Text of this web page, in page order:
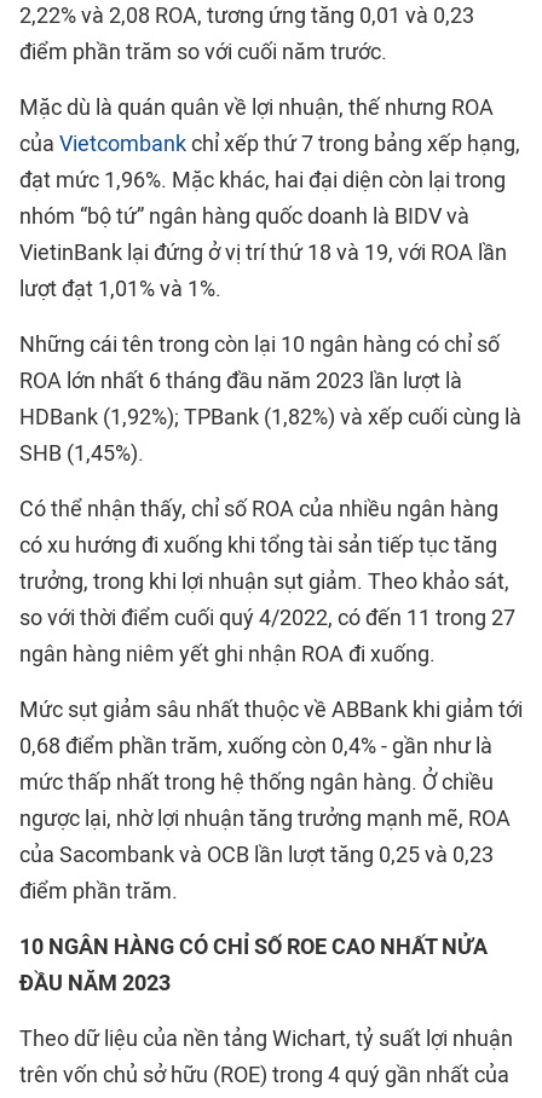
2,22% và 2,08 ROA, tương ứng tăng 0,01 và 0,23
điểm phần trăm so với cuối năm trước.
Mặc dù là quán quân về lợi nhuận, thế nhưng ROA
của Vietcombankchỉ xếp thứ 7 trong bảng xếp hạng,
đạt mức 1,96%. Mặc khác, hai đại diện còn lại trong
nhóm “bộ tứ” ngân hàng quốc doanh là BIDV và
VietinBank lại đứng ở vị trí thứ 18 và 19, với ROA lần
lượt đạt 1,01% và 1%.
Những cái tên trong còn lại 10 ngân hàng có chỉ số
ROA lớn nhất 6 tháng đầu năm 2023 lần lượt là
HDBank (1,92%); TPBank (1,82%) và xếp cuối cùng là
SHB (1,45%).
Có thể nhận thấy, chỉ số ROA của nhiều ngân hàng
có xu hướng đi xuống khi tổng tài sản tiếp tục tăng
trưởng, trong khi lợi nhuận sụt giảm. Theo khảo sát,
so với thời điểm cuối quý 4/2022, có đến 11 trong 27
ngân hàng niêm yết ghi nhận ROA đi xuống.
Mức sụt giảm sâu nhất thuộc về ABBank khi giảm tới
0,68 điểm phần trăm, xuống còn 0,4% - gần như là
mức thấp nhất trong hệ thống ngân hàng. Ở chiều
ngược lại, nhờ lợi nhuận tăng trưởng mạnh mẽ, ROA
của Sacombank và OCB lần lượt tăng 0,25 và 0,23
điểm phần trăm.
10 NGÂN HÀNG CÓ CHỈ SỐ ROE CAO NHẤT NỬA
ĐẦU NĂM 2023
Theo dữ liệu của nền tảng Wichart, tỷ suất lợi nhuận
trên vốn chủ sở hữu (ROE) trong 4 quý gần nhất của